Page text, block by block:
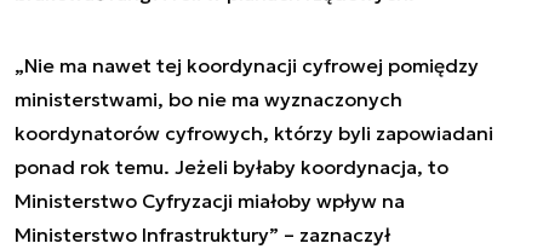
„Nie ma nawet tej koordynacji cyfrowej pomiędzy
ministerstwami, bo nie ma wyznaczonych
koordynatorów cyfrowych, którzy byli zapowiadani
ponad rok temu. Jeżeli byłaby koordynacja, to
Ministerstwo Cyfryzacji miałoby wpływ na
Ministerstwo Infrastruktury” – zaznaczył